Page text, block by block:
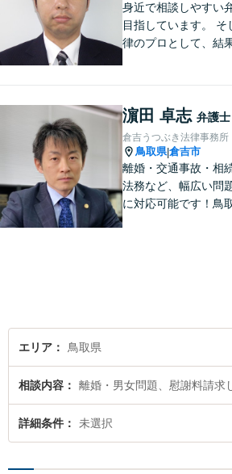
身近で相談しやすい
目指しています。 そ
律のプロとして、結
依頼者様の心を理解
添いながら問題い解
ートを心がけています
濵田 卓志 弁護士
倉吉うつぶき法律事務所
鳥取県|倉吉市
離婚・交通事故・相
法務など、幅広い問
に対応可能です！鳥
エリア 鳥取県
相談内容 離婚・男女問題、慰謝料請求
詳細条件 未選択